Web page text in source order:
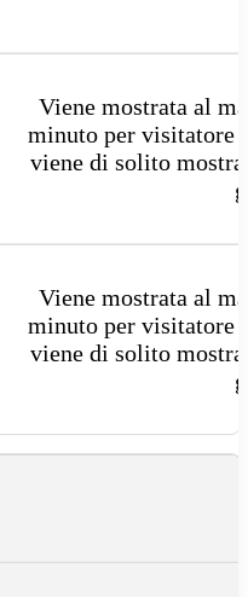
Viene mostrata al
minuto per visitatore
viene di solito
Viene mostrata al
minuto per visitatore
viene di solito